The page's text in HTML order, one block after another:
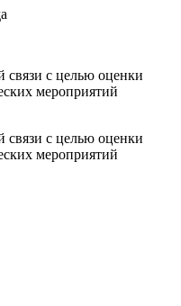
связи с целью оценки
мероприятий
связи с целью оценки
мероприятий